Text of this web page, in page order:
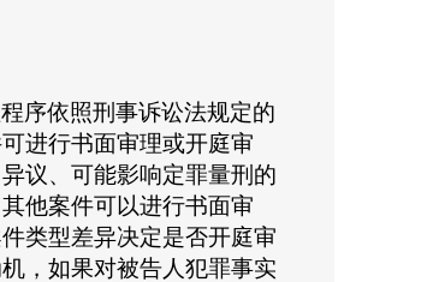
序依照刑事诉讼法规定的
进行书面审理或开庭审
议、可能影响定罪量刑的
他案件可以进行书面审
类型差异决定是否开庭审
，如果对被告人犯罪事实